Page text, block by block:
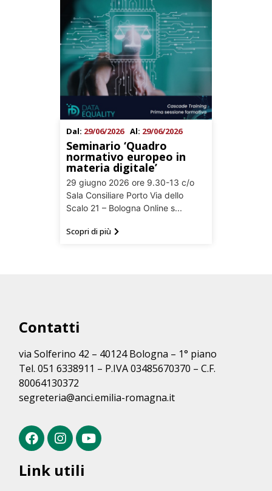
Dal: 29/06/2026 Al: 29/06/2026
Seminario ‘Quadro
normativo europeo in
materia digitale’
29 giugno 2026 ore 9.30-13 c/o
Sala Consiliare Porto Via dello
Scalo 21 – Bologna Online s...
Scopri di più
Contatti
via Solferino 42 – 40124 Bologna – 1° piano
Tel. 051 6338911 – P.IVA 03485670370 – C.F.
80064130372
segreteria@anci.emilia-romagna.it
Link utili